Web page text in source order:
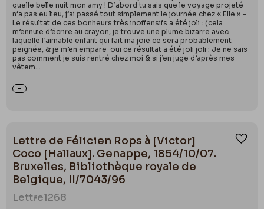
quelle belle nuit mon amy ! D’abord tu sais que le voyage projeté
n’a pas eu lieu, j’ai passé tout simplement le journée chez « Elle » –
Le résultat de ces bonheurs très inoffensifs a été joli : (cela
m’ennuie d’écrire au crayon, je trouve une plume bizarre avec
laquelle l’aimable enfant qui fait ma joie ce sera probablement
peignée, & je m’en empare oui ce résultat a été joli joli : Je ne sais
pas comment je suis rentré chez moi & si j’en juge d’après mes
vêtem...
Lettre de Félicien Rops à [Victor]
Coco [Hallaux]. Genappe, 1854/10/07.
Bruxelles, Bibliothèque royale de
Belgique, II/7043/96
Lettre1268